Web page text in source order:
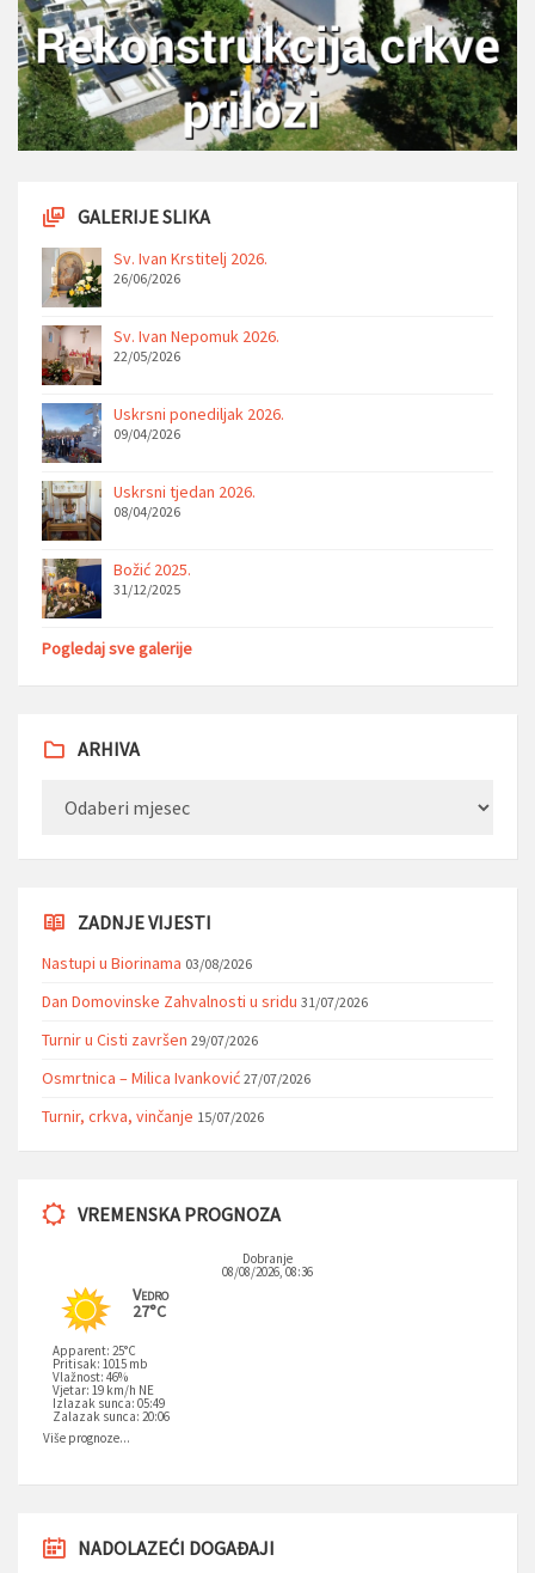
GALERIJE SLIKA
Sv. Ivan Krstitelj 2026.
26/06/2026
Sv. Ivan Nepomuk 2026.
22/05/2026
Uskrsni ponediljak 2026.
09/04/2026
Uskrsni tjedan 2026.
08/04/2026
Božić 2025.
31/12/2025
Pogledaj sve galerije
ARHIVA
ZADNJE VIJESTI
Nastupi u Biorinama 03/08/2026
Dan Domovinske Zahvalnosti u sridu 31/07/2026
Turnir u Cisti završen 29/07/2026
Osmrtnica – Milica Ivanković 27/07/2026
Turnir, crkva, vinčanje 15/07/2026
VREMENSKA PROGNOZA
Dobranje
08/08/2026, 08:36
Vedro
27°C
Apparent: 25°C
Pritisak: 1015 mb
Vlažnost: 46%
Vjetar: 19 km/h NE
Izlazak sunca: 05:49
Zalazak sunca: 20:06
Više prognoze...
NADOLAZEĆI DOGAĐAJI